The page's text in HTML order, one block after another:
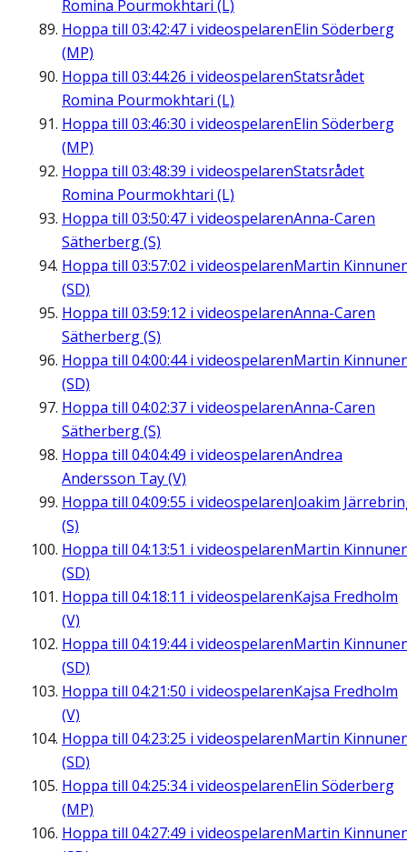
Romina Pourmokhtari (L)
Hoppa till 03:42:47 i videospelarenElin Söderberg
(MP)
Hoppa till 03:44:26 i videospelarenStatsrådet
Romina Pourmokhtari (L)
Hoppa till 03:46:30 i videospelarenElin Söderberg
(MP)
Hoppa till 03:48:39 i videospelarenStatsrådet
Romina Pourmokhtari (L)
Hoppa till 03:50:47 i videospelarenAnna-Caren
Sätherberg (S)
Hoppa till 03:57:02 i videospelarenMartin
(SD)
Hoppa till 03:59:12 i videospelarenAnna-Caren
Sätherberg (S)
Hoppa till 04:00:44i videospelarenMartin
(SD)
Hoppa till 04:02:37 i videospelarenAnna-Caren
Sätherberg (S)
Hoppa till 04:04:49 i videospelarenAndrea
Andersson Tay (V)
Hoppa till 04:09:55 i videospelarenJoakim
(S)
Hoppa till 04:13:51 i videospelarenMartin
(SD)
Hoppa till 04:18:11 i videospelarenKajsa Fredholm
(V)
Hoppa till 04:19:44i videospelarenMartin
(SD)
Hoppa till 04:21:50 i videospelarenKajsa Fredholm
(V)
Hoppa till 04:23:25 i videospelarenMartin
(SD)
Hoppa till 04:25:34i videospelarenElin Söderberg
(MP)
Hoppa till 04:27:49 i videospelarenMartin